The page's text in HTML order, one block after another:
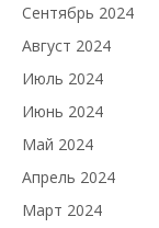
Сентябрь 2024
Август 2024
Июль 2024
Июнь 2024
Май 2024
Апрель 2024
Март 2024